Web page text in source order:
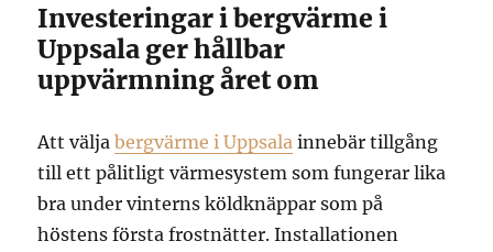
Investeringar i bergvärme i
Uppsala ger hållbar
uppvärmning året om
Att väljabergvärme i Uppsala innebär tillgång
till ett pålitligt värmesystem som fungerar lika
bra under vinterns köldknäppar som på
höstens första frostnätter. Installationen